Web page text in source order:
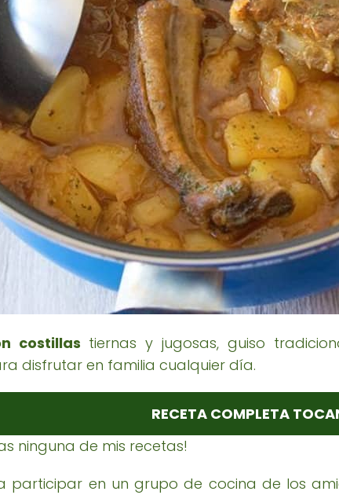
costillas tiernas y jugosas, guiso
disfrutar en familia cualquier día.
RECETA COMPLETA
ninguna de mis recetas!
participar en un grupo de cocina de los